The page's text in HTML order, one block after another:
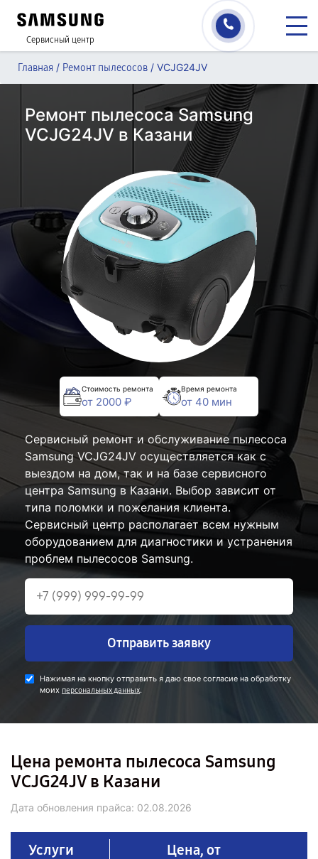
Сервисный центр
Главная / Ремонт пылесосов / VCJG24JV
Ремонт пылесоса Samsung
VCJG24JV в Казани
Стоимость ремонта
от 2000 ₽
Время ремонта
от 40 мин
Сервисный ремонт и обслуживание пылесоса
Samsung VCJG24JV осуществляется как с
выездом на дом, так и на базе сервисного
центра Samsung в Казани. Выбор зависит от
типа поломки и пожелания клиента.
Сервисный центр располагает всем нужным
оборудованием для диагностики и устранения
проблем пылесосов Samsung.
Отправить заявку
Нажимая на кнопку отправить я даю свое согласие на обработку
моих персональных данных.
Цена ремонта пылесоса Samsung
VCJG24JV в Казани
Дата обновления прайса: 02.08.2026
Услуги Цена, от